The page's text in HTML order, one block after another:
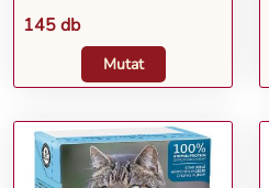
145 db
Mutat